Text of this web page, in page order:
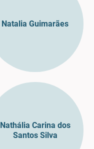
Natalia Guimarães
Nathália Carina dos
Santos Silva